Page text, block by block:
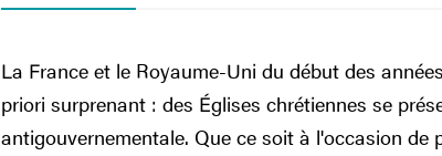
La France et le Royaume-Uni du début des
priori surprenant : des Églises chrétiennes se
antigouvernementale. Que ce soit à l'occasion de